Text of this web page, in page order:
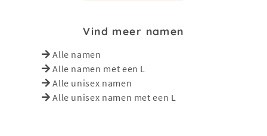
Vind meer namen
Alle namen
Alle namen met een L
Alle unisex namen
Alle unisex namen met een L